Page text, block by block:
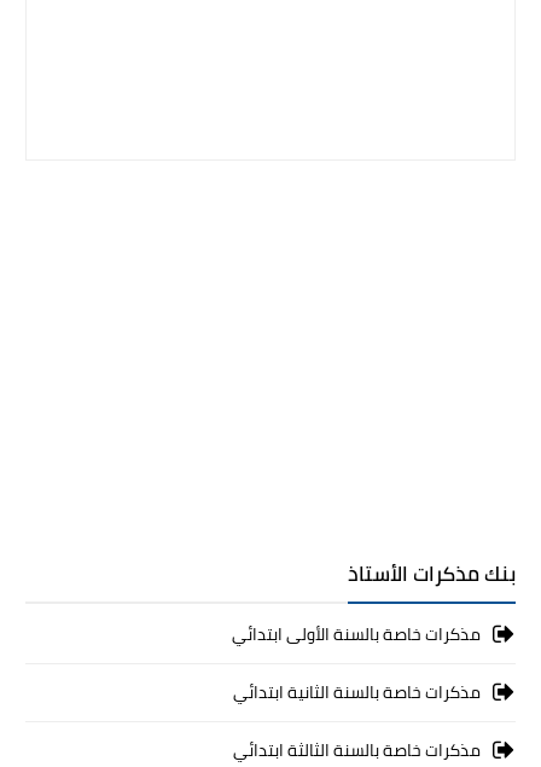
بنك مذكرات الأستاذ
مذكرات خاصة بالسنة الأولى ابتدائي
مذكرات خاصة بالسنة الثانية ابتدائي
مذكرات خاصة بالسنة الثالثة ابتدائي